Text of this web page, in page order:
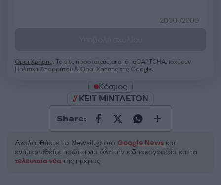
2000 /2000
Όροι Χρήσης. Το site προστατεύεται από reCAPTCHA, ισχύουν
Πολιτική Απορρήτου &Όροι Χρήσης της Google.
Κόσμος
ΚΕΙΤ ΜΙΝΤΛΕΤΟΝ
Share:
Ακολουθήστε το Νewsit.gr στο Google News και
ενημερωθείτε πρώτοι για όλη την ειδησεογραφία και τα
τελευταία νέα της ημέρας